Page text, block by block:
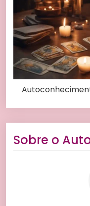
Sobre o